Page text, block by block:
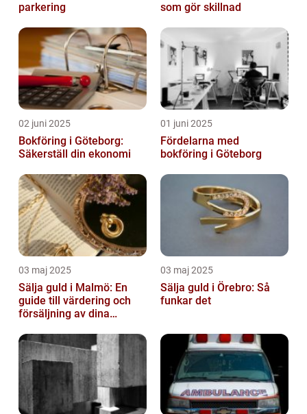
parkering
som gör skillnad
02 juni 2025
Bokföring i Göteborg:
Säkerställ din ekonomi
01 juni 2025
Fördelarna med
bokföring i Göteborg
03 maj 2025
Sälja guld i Malmö: En
guide till värdering och
försäljning av dina
03 maj 2025
Sälja guld i Örebro: Så
funkar det